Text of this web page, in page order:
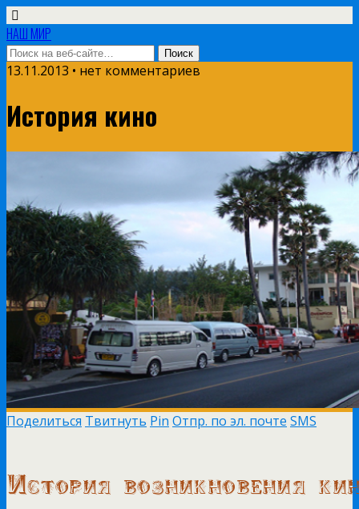
НАШ МИР
13.11.2013 • нет комментариев
История кино
Поделиться Твитнуть Pin Отпр. по эл. почте SMS